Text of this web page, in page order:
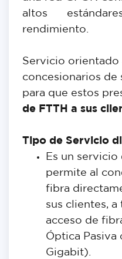
altos
rendimiento.
Servicio orientado
concesionarios de
para que estos
de FTTH a sus
Tipo de Servicio
Es un
permite al
fibra
sus clientes, a
acceso de
Óptica Pasiva
Gigabit).